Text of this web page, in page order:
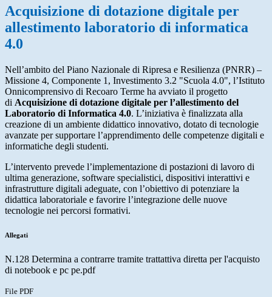
Acquisizione di dotazione digitale per
allestimento laboratorio di informatica
4.0
Nell’ambito del Piano Nazionale di Ripresa e Resilienza (PNRR) –
Missione 4, Componente 1, Investimento 3.2 "Scuola 4.0", l’Istituto
Onnicomprensivo di Recoaro Terme ha avviato il progetto
di Acquisizione di dotazione digitale per l’allestimento del
Laboratorio di Informatica 4.0. L’iniziativa è finalizzata alla
creazione di un ambiente didattico innovativo, dotato di tecnologie
avanzate per supportare l’apprendimento delle competenze digitali e
informatiche degli studenti.
L’intervento prevede l’implementazione di postazioni di lavoro di
ultima generazione, software specialistici, dispositivi interattivi e
infrastrutture digitali adeguate, con l’obiettivo di potenziare la
didattica laboratoriale e favorire l’integrazione delle nuove
tecnologie nei percorsi formativi.
Allegati
N.128 Determina a contrarre tramite trattattiva diretta per l'acquisto
di notebook e pc pe.pdf
File PDF